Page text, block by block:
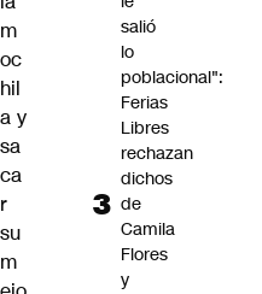
m
oc
hil
a y
sa
ca
r
su
m
salió
lo
poblacional":
Ferias
Libres
rechazan
dichos
de
Camila
Flores
y